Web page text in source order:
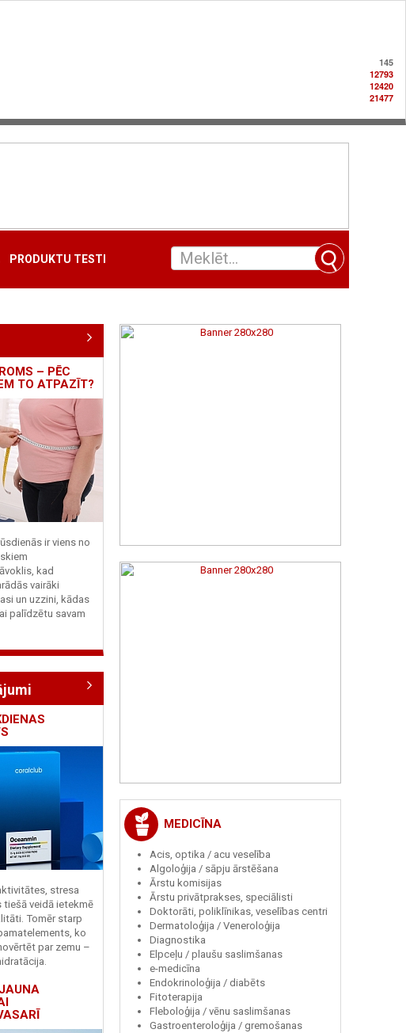
145
12793
12420
21477
PRODUKTU TESTI
– PĒC
TO ATPAZĪT?
ir viens no
kad
vairāki
un uzzini, kādas
palīdzētu savam
stresa
tiešā veidā ietekmē
Tomēr starp
ko
par zemu –
MEDICĪNA
Acis, optika / acu veselība
Algoloģija / sāpju ārstēšana
Ārstu komisijas
Ārstu privātprakses, speciālisti
Doktorāti, poliklīnikas, veselības centri
Dermatoloģija / Veneroloģija
Diagnostika
Elpceļu / plaušu saslimšanas
e-medicīna
Endokrinoloģija / diabēts
Fitoterapija
Fleboloģija / vēnu saslimšanas
Gastroenteroloģija / gremošanas